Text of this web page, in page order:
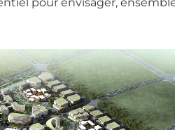
pour envisager,